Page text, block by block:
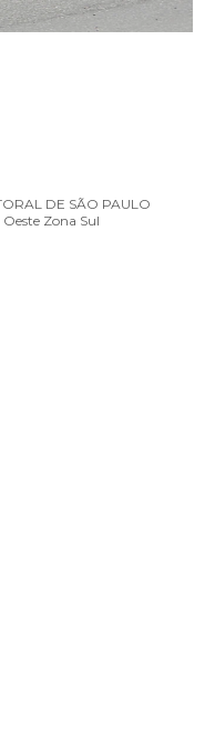
DE SÃO PAULO
Oeste Zona Sul